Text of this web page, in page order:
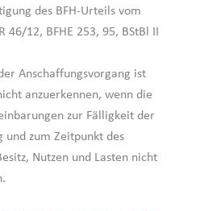
des BFH-Urteils vom
46/12, BFHE 253, 95, BStBl II
Anschaffungsvorgang ist
anzuerkennen, wenn die
zur Fälligkeit der
und zum Zeitpunkt des
Nutzen und Lasten nicht